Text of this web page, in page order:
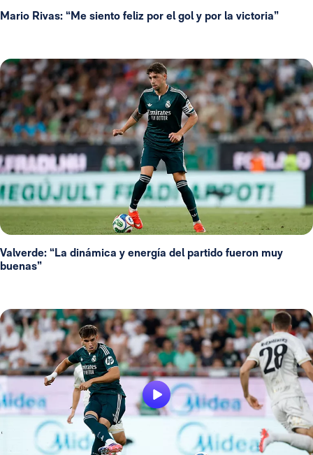
Mario Rivas: “Me siento feliz por el gol y por la victoria”
Valverde: “La dinámica y energía del partido fueron muy
buenas”